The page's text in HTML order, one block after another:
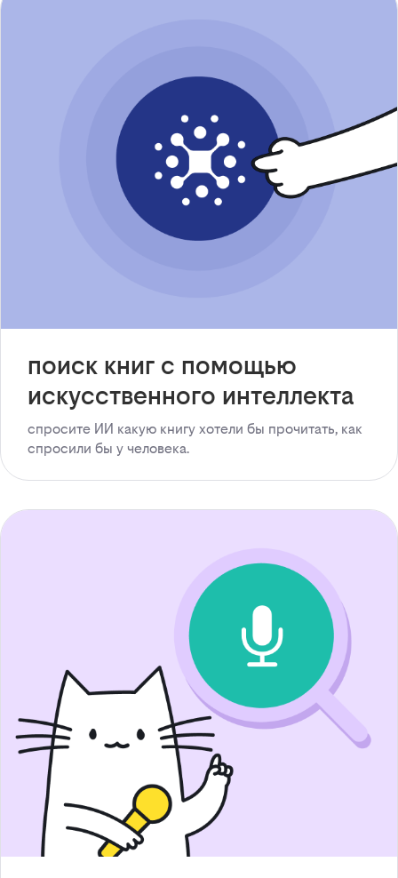
поиск книг с помощью
искусственного интеллекта
спросите ИИ какую книгу хотели бы прочитать, как
спросили бы у человека.